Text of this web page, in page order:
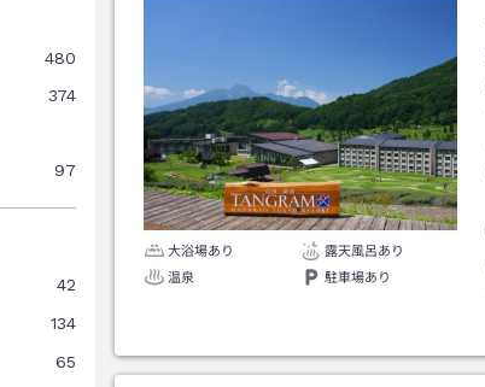
480
374
97
42
134
65
大浴場あり
露天風呂あり
温泉
駐車場あり